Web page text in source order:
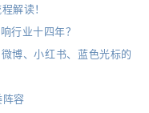
解读！
行业十四年？
博、小红书、蓝色光标的
容